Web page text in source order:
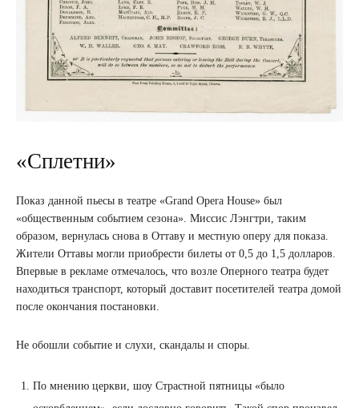
«Сплетни»
Показ данной пьесы в театре «Grand Opera House» был
«общественным событием сезона». Миссис Лэнгтри, таким
образом, вернулась снова в Оттаву и местную оперу для показа.
Жители Оттавы могли приобрести билеты от 0,5 до 1,5 долларов.
Впервые в рекламе отмечалось, что возле Оперного театра будет
находиться транспорт, который доставит посетителей театра домой
после окончания постановки.
Не обошли событие и слухи, скандалы и споры.
По мнению церкви, шоу Страстной пятницы «было